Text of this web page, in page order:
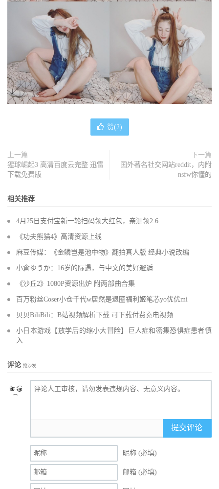
赞(2)
上一篇
猩球崛起3 高清百度云完整 迅雷
下载免费版
下一篇
国外著名社交网站reddit，内附
nsfw你懂的
相关推荐
4月25日支付宝新一轮扫码领大红包，亲测领2.6
《功夫熊猫4》高清资源上线
麻豆传媒：《金鳞岂是池中物》翻拍真人版 经典小说改编
小倉ゆうか：16岁的际遇，与中文的美好邂逅
《沙丘2》1080P资源出炉 附两部曲合集
百万粉丝Coser小仓千代w居然是退圈福利姬笔芯yo优优mi
贝贝BiliBili：B站视频解析下载 可下载付费充电视频
小日本游戏【放学后的缩小大冒险】巨人症和密集恐惧症患者慎
入
评论 抢沙发
提交评论
昵称 (必填)
邮箱 (必填)